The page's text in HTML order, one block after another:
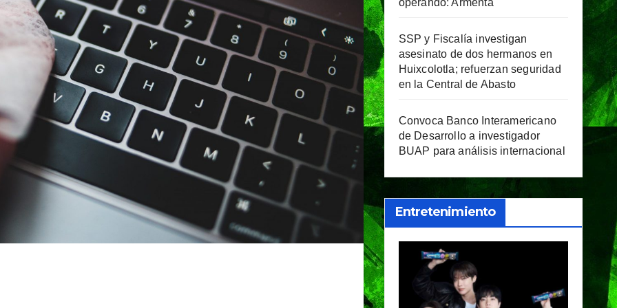
operando: Armenta
SSP y Fiscalía investigan
asesinato de dos hermanos en
Huixcolotla; refuerzan seguridad
en la Central de Abasto
Convoca Banco Interamericano
de Desarrollo a investigador
BUAP para análisis internacional
Entretenimiento